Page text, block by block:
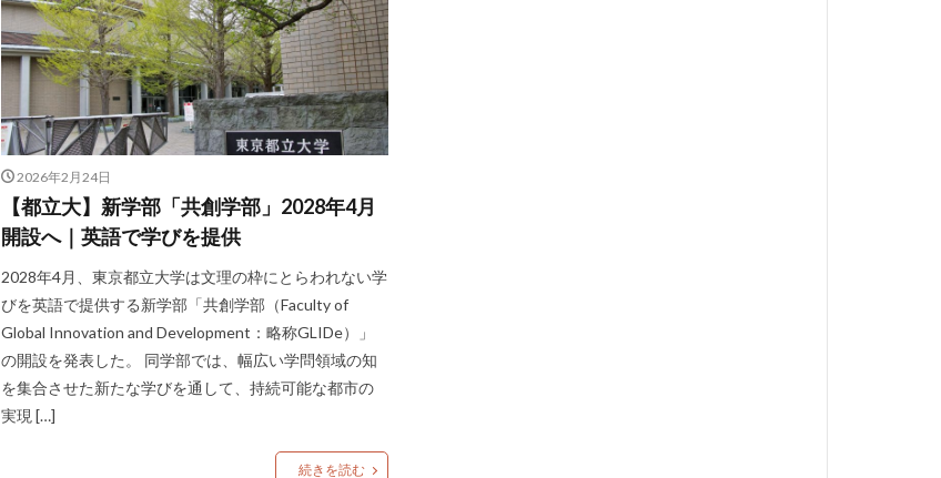
2026年2月24日
【都立大】新学部「共創学部」2028年4月
開設へ｜英語で学びを提供
2028年4月、東京都立大学は文理の枠にとらわれない学
びを英語で提供する新学部「共創学部（Faculty of
Global Innovation and Development：略称GLIDe）」
の開設を発表した。 同学部では、幅広い学問領域の知
を集合させた新たな学びを通して、持続可能な都市の
実現 […]
続きを読む